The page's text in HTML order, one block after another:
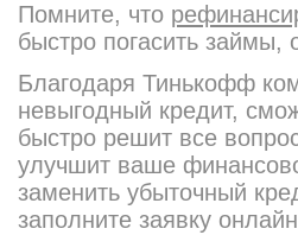
Помните, что
быстро погасить
Благодаря Тинькофф
невыгодный кредит,
быстро решит все
улучшит ваше
заменить убыточный
заполните заявку